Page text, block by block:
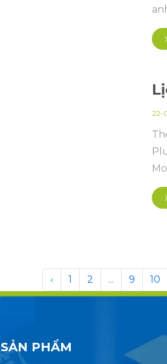
22-
‹ 1 2 ... 9 10
SẢN PHẨM